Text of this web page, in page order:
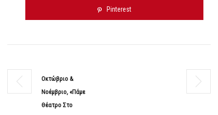
Pinterest
Οκτώβριο &
Νοέμβριο, «Πάμε
Θέατρο Στο